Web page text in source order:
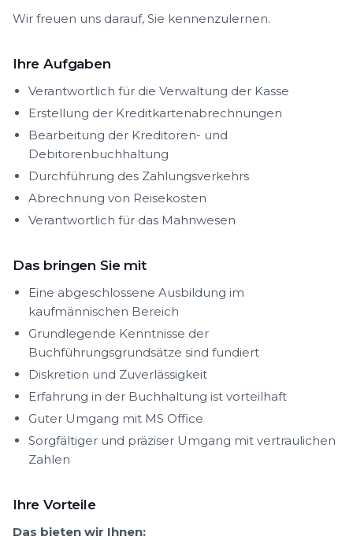
Wir freuen uns darauf, Sie kennenzulernen.
Ihre Aufgaben
Verantwortlich für die Verwaltung der Kasse
Erstellung der Kreditkartenabrechnungen
Bearbeitung der Kreditoren- und
Debitorenbuchhaltung
Durchführung des Zahlungsverkehrs
Abrechnung von Reisekosten
Verantwortlich für das Mahnwesen
Das bringen Sie mit
Eine abgeschlossene Ausbildung im
kaufmännischen Bereich
Grundlegende Kenntnisse der
Buchführungsgrundsätze sind fundiert
Diskretion und Zuverlässigkeit
Erfahrung in der Buchhaltung ist vorteilhaft
Guter Umgang mit MS Office
Sorgfältiger und präziser Umgang mit vertraulichen
Zahlen
Ihre Vorteile
Das bieten wir Ihnen: